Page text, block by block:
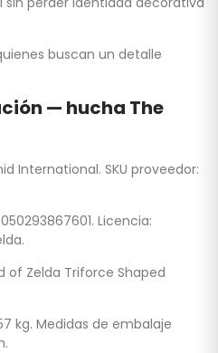
buscan un detalle
— hucha The
International. SKU proveedor:
Licencia:
of Zelda Triforce Shaped
kg. Medidas de embalaje